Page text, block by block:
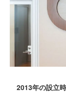
2013年の設立